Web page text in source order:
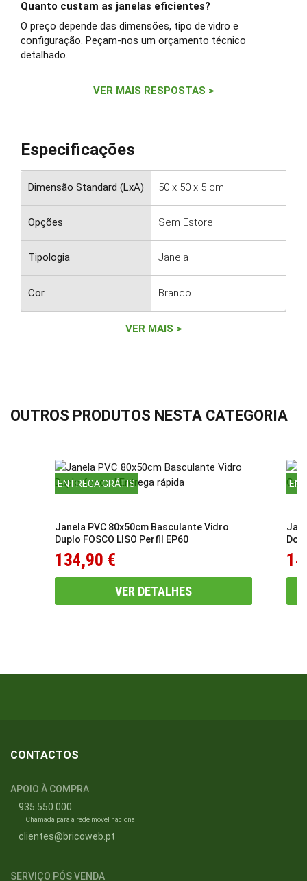
Quanto custam as janelas eficientes?
O preço depende das dimensões, tipo de vidro e
configuração. Peçam-nos um orçamento técnico
detalhado.
VER MAIS RESPOSTAS >
Especificações
Dimensão Standard (LxA) 50 x 50 x 5 cm
Opções Sem Estore
Tipologia Janela
Cor Branco
VER MAIS >
OUTROS PRODUTOS NESTA CATEGORIA
ENTREGA GRÁTIS
Janela PVC 80x50cm Basculante Vidro
Duplo FOSCO LISO Perfil EP60
134,90 €
VER DETALHES
CONTACTOS
APOIO À COMPRA
935 550 000
Chamada para a rede móvel nacional
clientes@bricoweb.pt
SERVIÇO PÓS VENDA